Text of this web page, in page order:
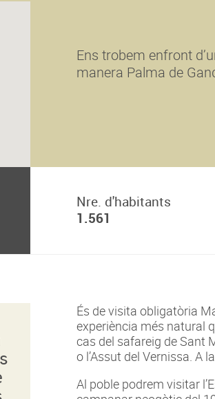
Ens trobem enfront
manera Palma de
Nre. d'habitants
1.561
És de visita obligatòria
experiència més natural
cas del safareig de Sant
o l’Assut del Vernissa. A
Al poble podrem visitar